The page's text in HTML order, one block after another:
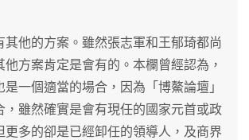
其他的方案。雖然張志軍和王郁琦都尚
方案肯定是會有的。本欄曾經認為，
是一個適當的場合，因為「博鰲論壇」
，雖然確實是會有現任的國家元首或政
更多的卻是已經卸任的領導人，及商界